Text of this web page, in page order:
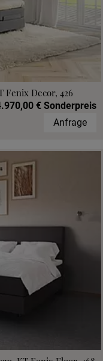
Fenix Decor, 426
€ Sonderpreis
Anfrage